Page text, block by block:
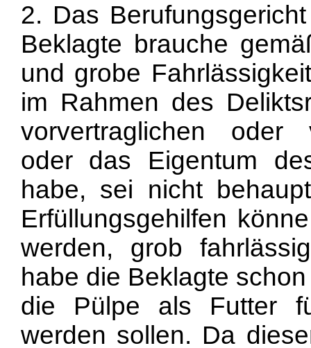
2. Das
Beklagte brauche
und grobe
im Rahmen des
vorvertraglichen oder
oder das Eigentum
habe, sei nicht
Erfüllungsgehilfen
werden, grob
habe die Beklagte
die Pülpe als Futter
werden sollen. Da